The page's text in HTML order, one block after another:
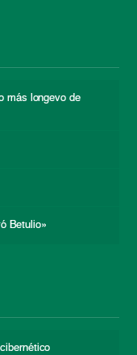
más longevo de
Betulio»